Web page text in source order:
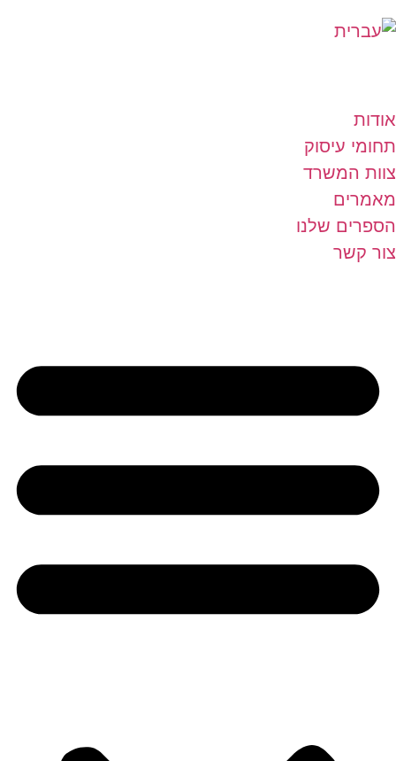
אודות
תחומי עיסוק
צוות המשרד
מאמרים
הספרים שלנו
צור קשר